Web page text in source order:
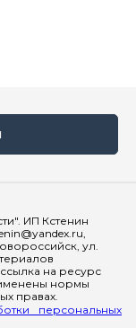
ИП Кстенин
ул.
на ресурс
нормы
правах.
персональных